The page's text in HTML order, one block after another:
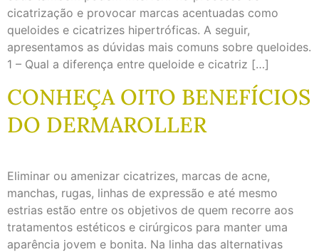
cicatrização e provocar marcas acentuadas como
queloides e cicatrizes hipertróficas. A seguir,
apresentamos as dúvidas mais comuns sobre queloides.
1 – Qual a diferença entre queloide e cicatriz […]
CONHEÇA OITO BENEFÍCIOS
DO DERMAROLLER
Eliminar ou amenizar cicatrizes, marcas de acne,
manchas, rugas, linhas de expressão e até mesmo
estrias estão entre os objetivos de quem recorre aos
tratamentos estéticos e cirúrgicos para manter uma
aparência jovem e bonita. Na linha das alternativas